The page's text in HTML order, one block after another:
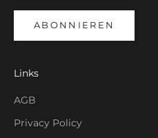
ABONNIEREN
Links
AGB
Privacy Policy